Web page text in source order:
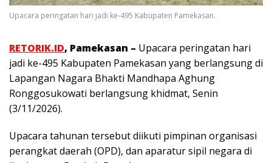
Upacara peringatan hari jadi ke-495 Kabupaten Pamekasan.
RETORIK.ID, Pamekasan – Upacara peringatan hari
jadi ke-495 Kabupaten Pamekasan yang berlangsung di
Lapangan Nagara Bhakti Mandhapa Aghung
Ronggosukowati berlangsung khidmat, Senin
(3/11/2026).
Upacara tahunan tersebut diikuti pimpinan organisasi
perangkat daerah (OPD), dan aparatur sipil negara di